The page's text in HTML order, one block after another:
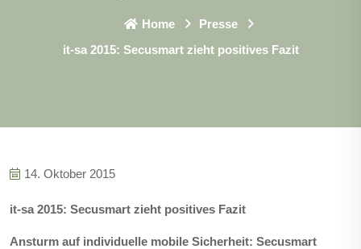
Home
Presse
it-sa 2015: Secusmart zieht positives Fazit
14. Oktober 2015
it-sa 2015: Secusmart zieht positives Fazit
Ansturm auf individuelle mobile Sicherheit: Secusmart